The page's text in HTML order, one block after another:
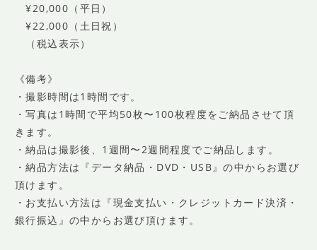
¥20,000（平日）
¥22,000（土日祝）
（税込表示）
《備考》
・撮影時間は1時間です。
・写真は1時間で平均50枚〜100枚程度をご納品させて頂
きます。
・納品は撮影後、1週間〜2週間程度でご納品します。
・納品方法は『データ納品・DVD・USB』の中からお選び
頂けます。
・お支払い方法は『現金支払い・クレジットカード決済・
銀行振込』の中からお選び頂けます。